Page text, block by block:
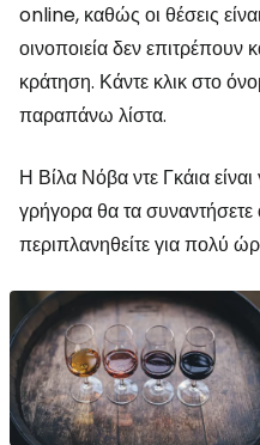
online, καθώς οι θέσεις
οινοποιεία δεν
κράτηση. Κάντε κλικ στο
παραπάνω λίστα.
Η Βίλα Νόβα ντε Γκάια
γρήγορα θα τα συναντήσετε
περιπλανηθείτε για πολύ